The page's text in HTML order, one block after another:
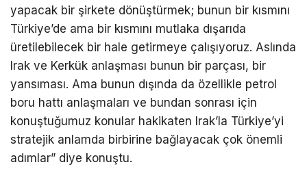
yapacak bir şirkete dönüştürmek; bunun bir kısmını
Türkiye’de ama bir kısmını mutlaka dışarıda
üretilebilecek bir hale getirmeye çalışıyoruz. Aslında
Irak ve Kerkük anlaşması bunun bir parçası, bir
yansıması. Ama bunun dışında da özellikle petrol
boru hattı anlaşmaları ve bundan sonrası için
konuştuğumuz konular hakikaten Irak’la Türkiye’yi
stratejik anlamda birbirine bağlayacak çok önemli
adımlar” diye konuştu.